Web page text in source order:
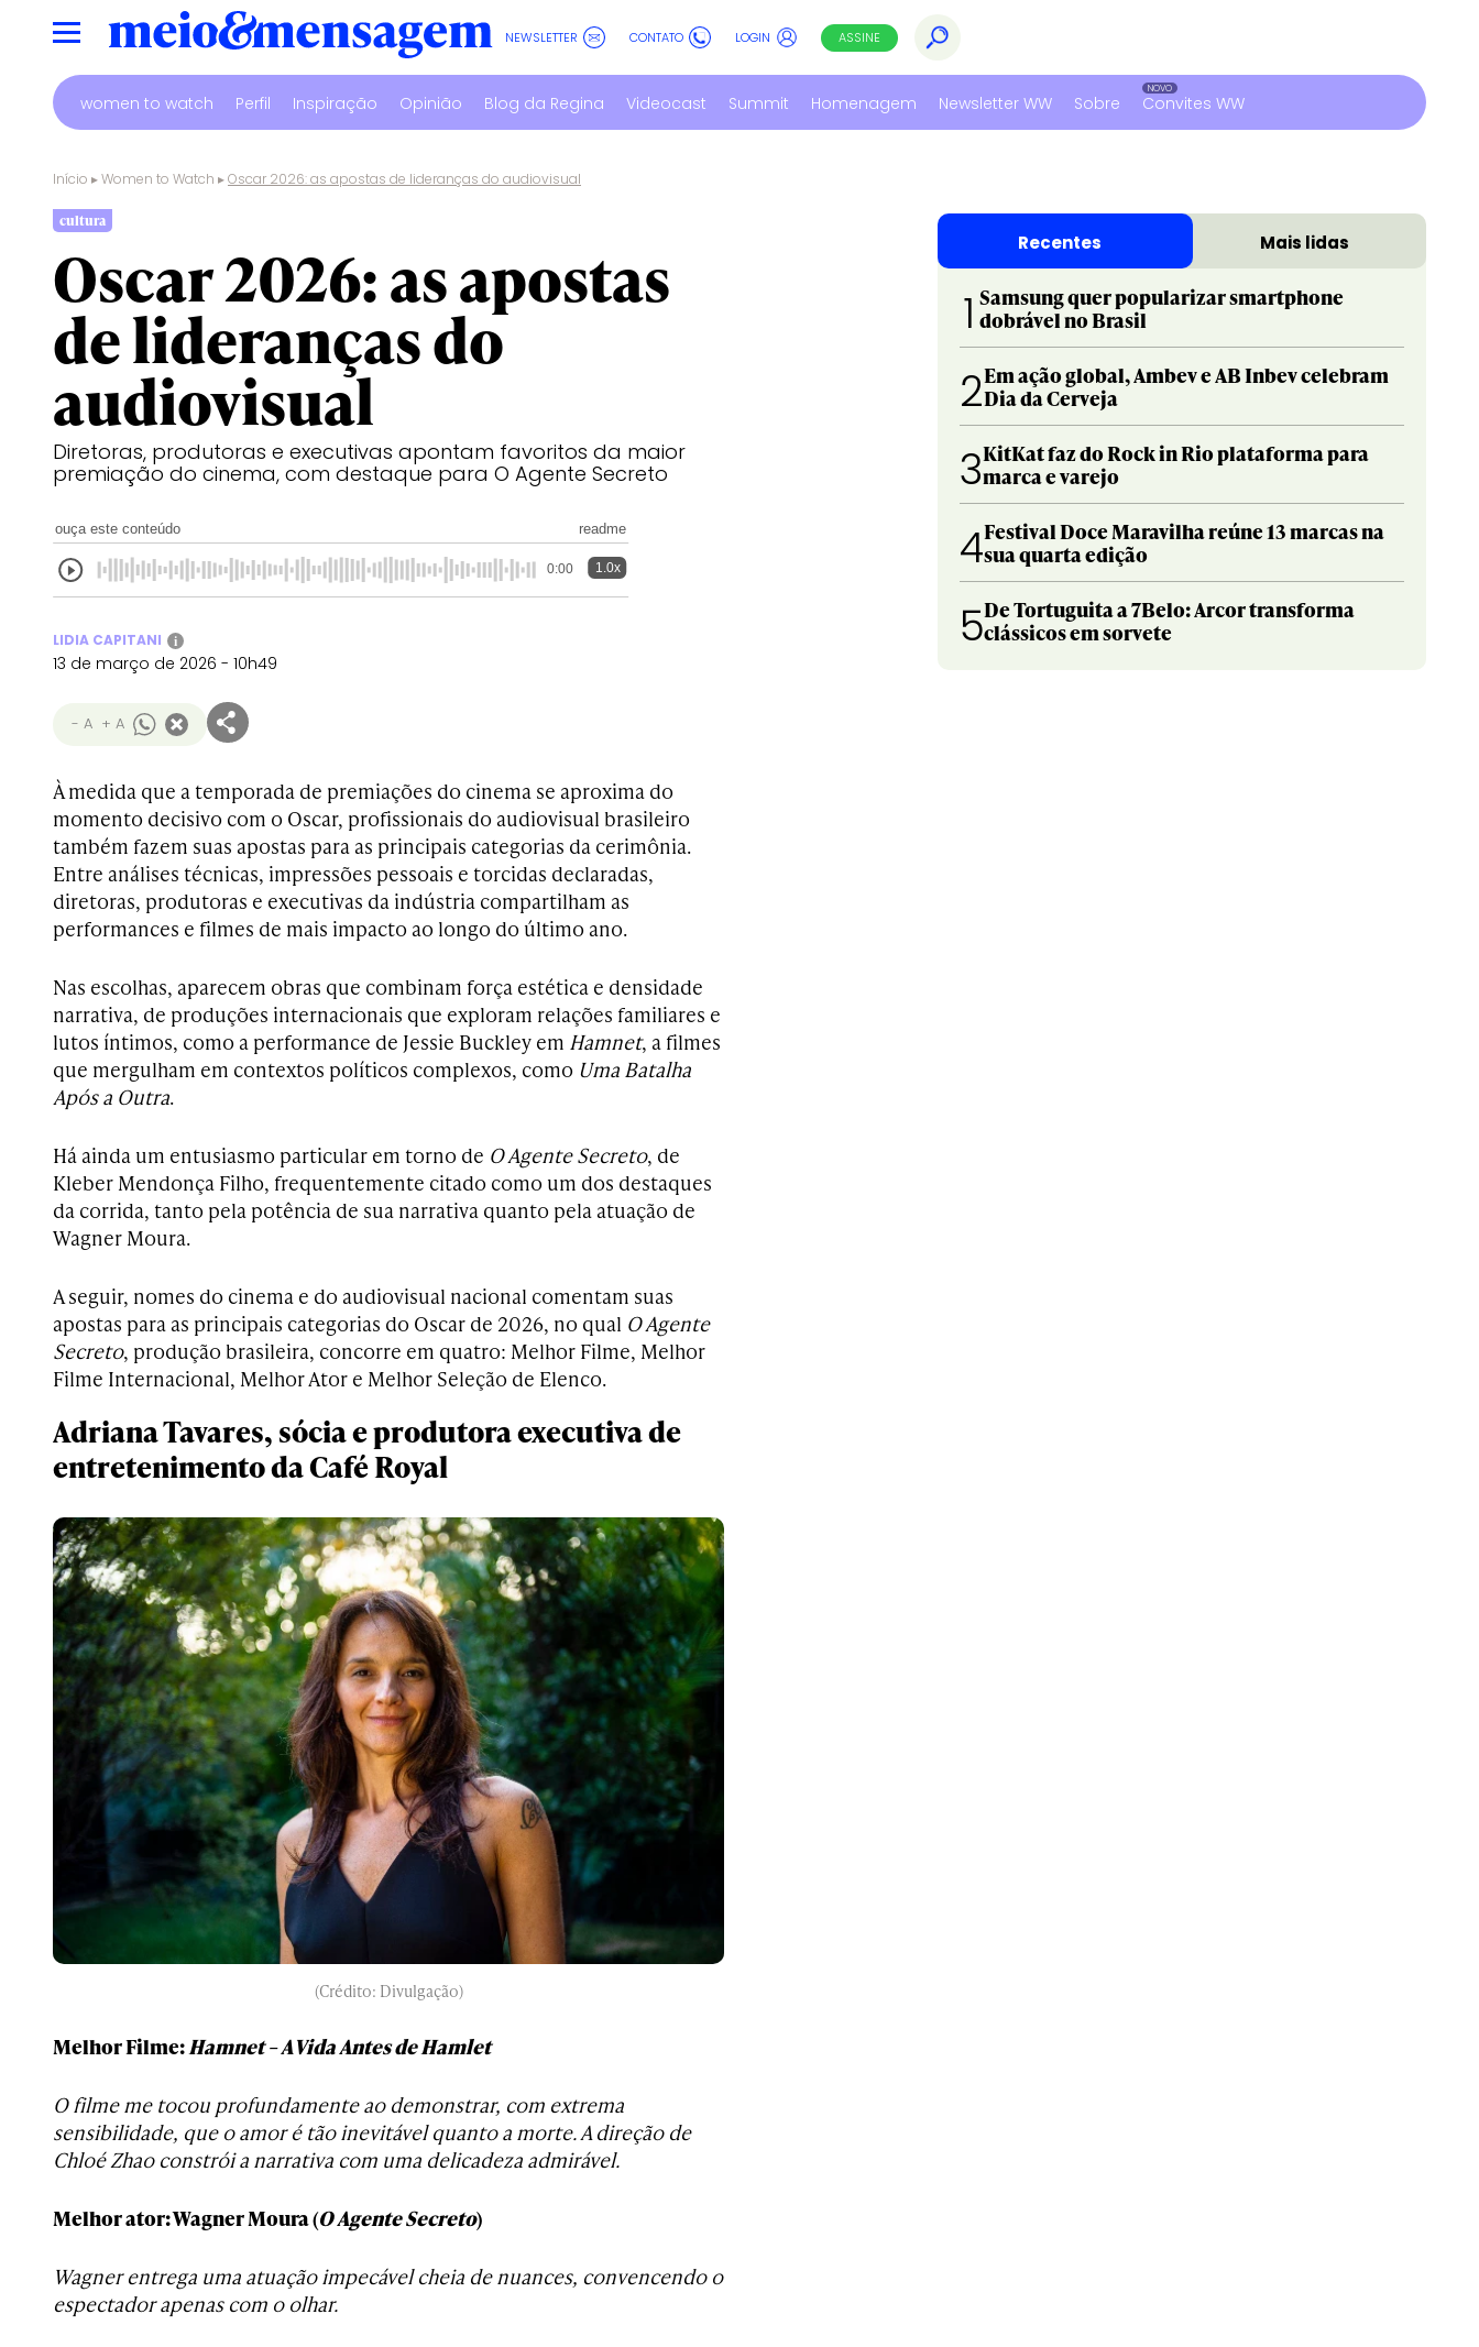
NEWSLETTER CONTATO LOGIN ASSINE
women to watch Perfil Inspiração Opinião Blog da Regina Videocast Summit Homenagem Newsletter WW Sobre Convites WW
Início ▸Women to Watch ▸Oscar 2026: as apostas de lideranças do audiovisual
cultura
Oscar 2026: as apostas
de lideranças do
audiovisual
Diretoras, produtoras e executivas apontam favoritos da maior
premiação do cinema, com destaque para O Agente Secreto
ouça este conteúdo readme
0:00 1.0x
LIDIA CAPITANI i
13 de março de 2026 - 10h49
- A + A
À medida que a temporada de premiações do cinema se aproxima do
momento decisivo com o Oscar, profissionais do audiovisual brasileiro
também fazem suas apostas para as principais categorias da cerimônia.
Entre análises técnicas, impressões pessoais e torcidas declaradas,
diretoras, produtoras e executivas da indústria compartilham as
performances e filmes de mais impacto ao longo do último ano.
Nas escolhas, aparecem obras que combinam força estética e densidade
narrativa, de produções internacionais que exploram relações familiares e
lutos íntimos, como a performance de Jessie Buckley em Hamnet, a filmes
que mergulham em contextos políticos complexos, como Uma Batalha
Após a Outra.
Há ainda um entusiasmo particular em torno de O Agente Secreto, de
Kleber Mendonça Filho, frequentemente citado como um dos destaques
da corrida, tanto pela potência de sua narrativa quanto pela atuação de
Wagner Moura.
A seguir, nomes do cinema e do audiovisual nacional comentam suas
apostas para as principais categorias do Oscar de 2026, no qual O Agente
Secreto, produção brasileira, concorre em quatro: Melhor Filme, Melhor
Filme Internacional, Melhor Ator e Melhor Seleção de Elenco.
Adriana Tavares, sócia e produtora executiva de
entretenimento da Café Royal
(Crédito: Divulgação)
Melhor Filme:Hamnet – A Vida Antes de Hamlet
O filme me tocou profundamente ao demonstrar, com extrema
sensibilidade, que o amor é tão inevitável quanto a morte. A direção de
Chloé Zhao constrói a narrativa com uma delicadeza admirável.
Melhor ator: Wagner Moura (O Agente Secreto)
Wagner entrega uma atuação impecável cheia de nuances, convencendo o
espectador apenas com o olhar.
Recentes Mais lidas
1 Samsung quer popularizar smartphone
dobrável no Brasil
2Em ação global, Ambev e AB Inbev celebram
Dia da Cerveja
3KitKat faz do Rock in Rio plataforma para
marca e varejo
4Festival Doce Maravilha reúne 13 marcas na
sua quarta edição
5De Tortuguita a 7Belo: Arcor transforma
clássicos em sorvete